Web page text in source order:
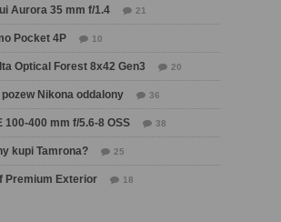
Aurora 35 mm f/1.4 21
Pocket 4P 10
Optical Forest 8x42 Gen3 20
Nikona oddalony 36
100-400 mm f/5.6-8 OSS 38
kupi Tamrona? 25
Premium Exterior 18